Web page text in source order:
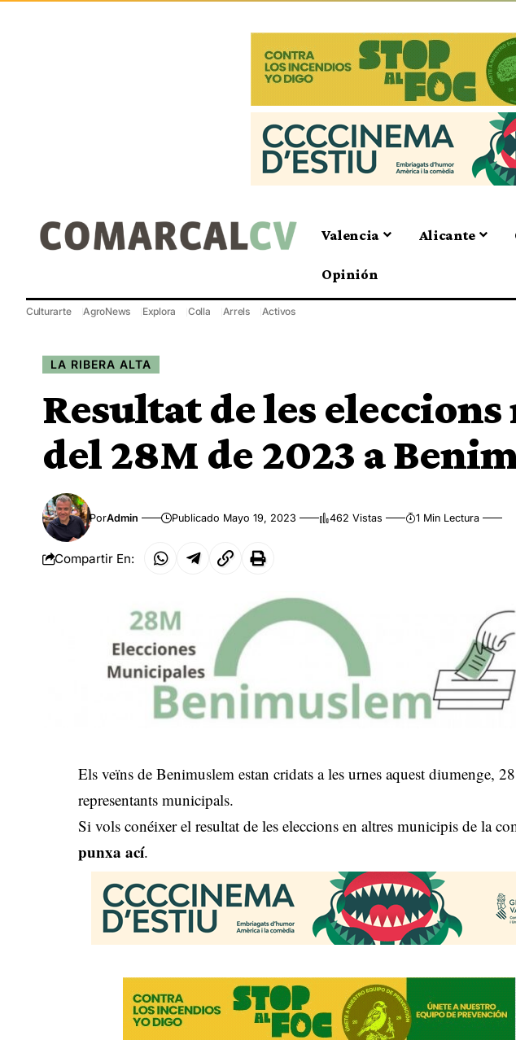
Valencia Alicante
Opinión
Culturarte AgroNews Explora Colla Arrels Activos
LA RIBERA ALTA
Resultat de les
del 28M de 2023 a
PorAdmin Publicado Mayo 19, 2023 462 Vistas 1 Min Lectura
Compartir En:
Els veïns de Benimuslem estan cridats a les urnes aquest diumenge,
representants municipals.
Si vols conéixer el resultat de les eleccions en altres municipis de la
punxa ací.